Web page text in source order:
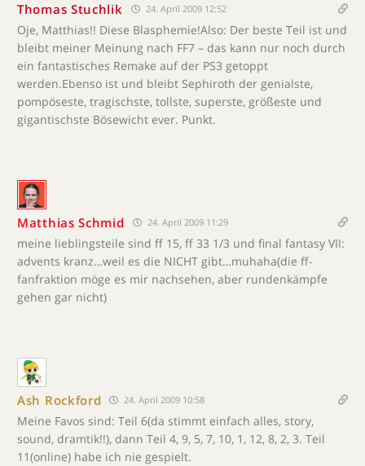
Thomas Stuchlik 24. April 2009 12:52
Oje, Matthias!! Diese Blasphemie!Also: Der beste Teil ist und
bleibt meiner Meinung nach FF7 – das kann nur noch durch
ein fantastisches Remake auf der PS3 getoppt
werden.Ebenso ist und bleibt Sephiroth der genialste,
pompöseste, tragischste, tollste, superste, größeste und
gigantischste Bösewicht ever. Punkt.
Matthias Schmid 24. April 2009 11:29
meine lieblingsteile sind ff 15, ff 33 1/3 und final fantasy VII:
advents kranz…weil es die NICHT gibt…muhaha(die ff-
fanfraktion möge es mir nachsehen, aber rundenkämpfe
gehen gar nicht)
Ash Rockford 24. April 2009 10:58
Meine Favos sind: Teil 6(da stimmt einfach alles, story,
sound, dramtik!!), dann Teil 4, 9, 5, 7, 10, 1, 12, 8, 2, 3. Teil
11(online) habe ich nie gespielt.